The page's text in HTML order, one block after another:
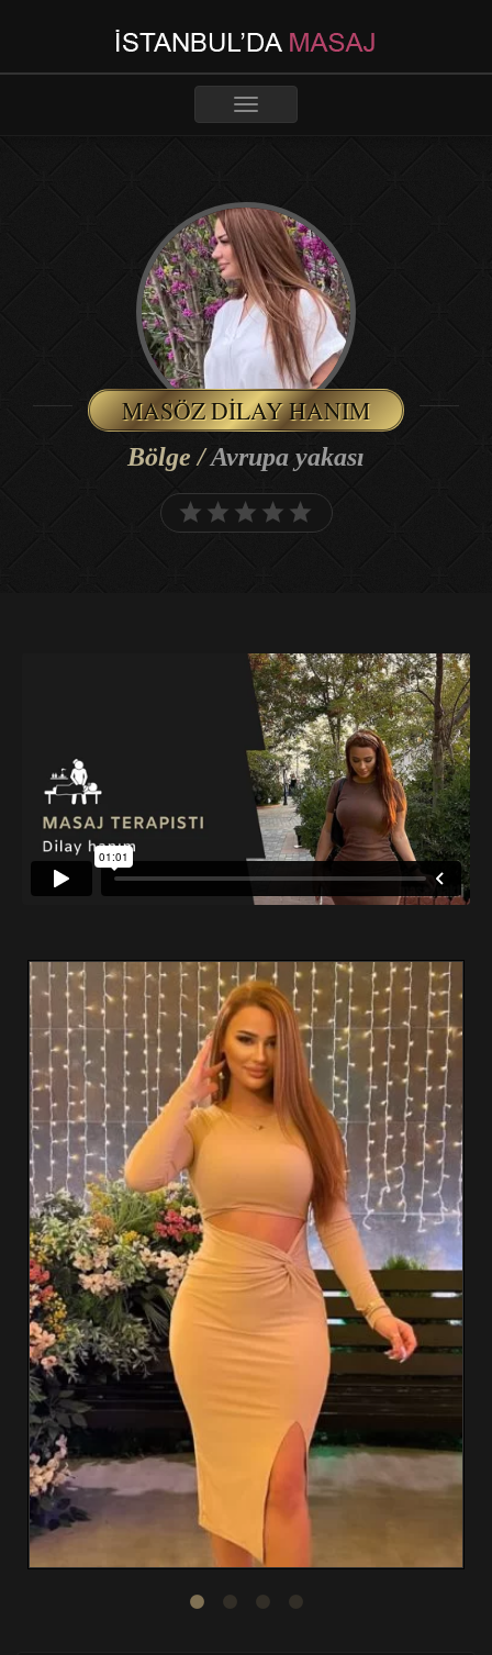
Toggle
MASÖZ DILAY HANIM
Bölge /Avrupa yakası